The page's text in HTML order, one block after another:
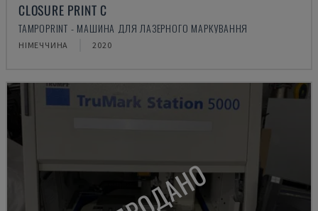
CLOSURE PRINT C
TAMPOPRINT - МАШИНА ДЛЯ ЛАЗЕРНОГО МАРКУВАННЯ
НІМЕЧЧИНА 2020